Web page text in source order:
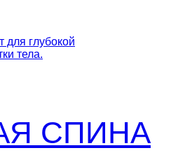
глубокой
тела.
СПИНА